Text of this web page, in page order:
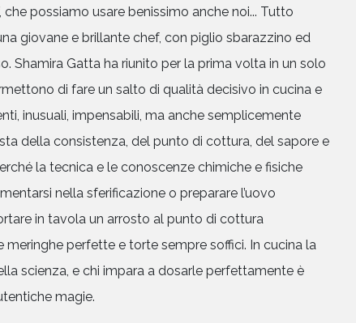
HOME
possiamo usare benissimo anche noi... Tutto
giovane e brillante chef, con piglio sbarazzino ed
Shamira Gatta ha riunito per la prima volta in un solo
di fare un salto di qualità decisivo in cucina e
inusuali, impensabili, ma anche semplicemente
della consistenza, del punto di cottura, del sapore e
la tecnica e le conoscenze chimiche e fisiche
nella sferificazione o preparare l’uovo
in tavola un arrosto al punto di cottura
meringhe perfette e torte sempre soffici. In cucina la
scienza, e chi impara a dosarle perfettamente è
magie.